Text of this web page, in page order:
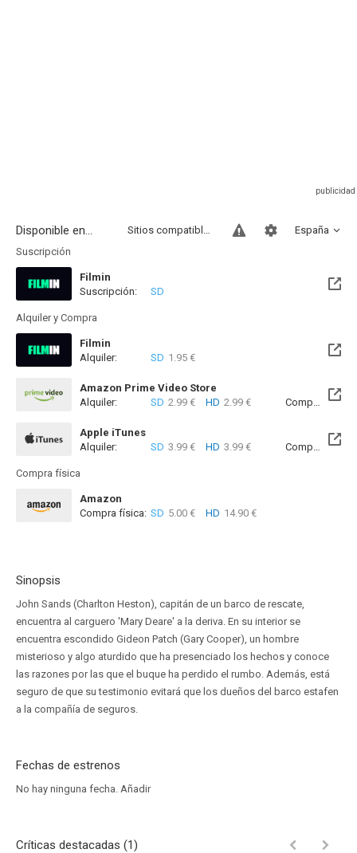
Disponible en... España
Sitios compatibles
Suscripción
Filmin
Disponible hasta el Vie, 14 Ago 2026 (Quedan 7 días)
Suscripción: SD
Alquiler y Compra
Filmin
Disponible hasta el Vie, 14 Ago 2026 (Quedan 7 días)
Alquiler: SD 1.95 €
Amazon Prime Video Store
Alquiler:
SD 2.99 € HD 2.99 € Compra: SD
Apple iTunes
Alquiler:
SD 3.99 € HD 3.99 € Compra: SD
Compra física
Amazon
Compra física: SD 5.00 € HD 14.90 €
Sinopsis
John Sands (Charlton Heston), capitán de un barco de rescate,
encuentra al carguero 'Mary Deare' a la deriva. En su interior se
encuentra escondido Gideon Patch (Gary Cooper), un hombre
misterioso y algo aturdido que ha presenciado los hechos y conoce
las razones por las que el buque ha perdido el rumbo. Además, está
seguro de que su testimonio evitará que los dueños del barco estafen
a la compañía de seguros.
Fechas de estrenos
No hay ninguna fecha. Añadir
Críticas destacadas (1)